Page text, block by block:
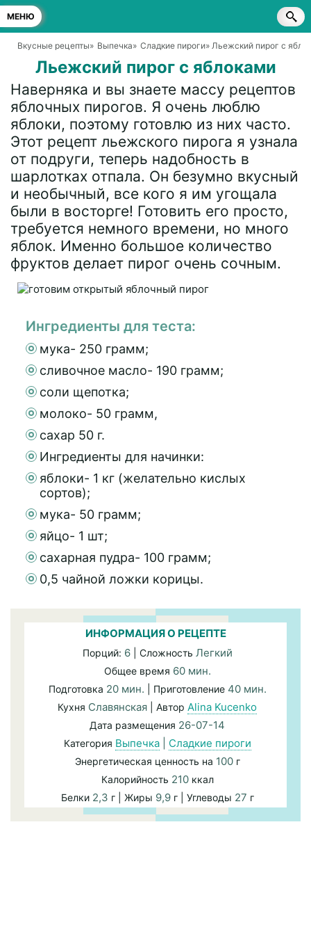
МЕНЮ
Вкусные рецепты» Выпечка» Сладкие пироги» Льежский пирог с
Льежский пирог с яблоками
Наверняка и вы знаете массу рецептов
яблочных пирогов. Я очень люблю
яблоки, поэтому готовлю из них часто.
Этот рецепт льежского пирога я узнала
от подруги, теперь надобность в
шарлотках отпала. Он безумно вкусный
и необычный, все кого я им угощала
были в восторге! Готовить его просто,
требуется немного времени, но много
яблок. Именно большое количество
фруктов делает пирог очень сочным.
Ингредиенты для теста:
мука- 250 грамм;
сливочное масло- 190 грамм;
соли щепотка;
молоко- 50 грамм,
сахар 50 г.
Ингредиенты для начинки:
яблоки- 1 кг (желательно кислых
сортов);
мука- 50 грамм;
яйцо- 1 шт;
сахарная пудра- 100 грамм;
0,5 чайной ложки корицы.
ИНФОРМАЦИЯ О РЕЦЕПТЕ
Порций: 6| Сложность Легкий
Общее время 60 мин.
Подготовка 20 мин. | Приготовление 40 мин.
Кухня Славянская | Автор Alina Kucenko
Дата размещения 26-07-14
Категория Выпечка| Сладкие пироги
Энергетическая ценность на 100г
Калорийность 210ккал
Белки 2,3 г | Жиры 9,9г | Углеводы 27 г